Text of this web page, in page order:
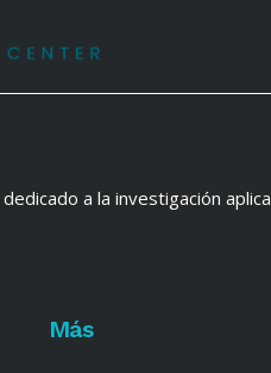
a la investigación
Más